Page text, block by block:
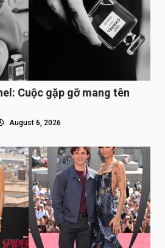
Cuộc gặp gỡ mang tên
August 6, 2026